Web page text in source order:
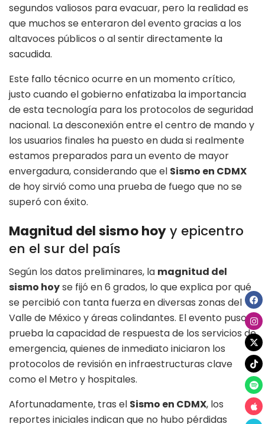
segundos valiosos para evacuar, pero la realidad es
que muchos se enteraron del evento gracias a los
altavoces públicos o al sentir directamente la
sacudida.
Este fallo técnico ocurre en un momento crítico,
justo cuando el gobierno enfatizaba la importancia
de esta tecnología para los protocolos de seguridad
nacional. La desconexión entre el centro de mando y
los usuarios finales ha puesto en duda si realmente
estamos preparados para un evento de mayor
envergadura, considerando que el Sismo en CDMX
de hoy sirvió como una prueba de fuego que no se
superó con éxito.
Magnitud del sismo hoyy epicentro
en el sur del país
Según los datos preliminares, la magnitud del
sismo hoyse fijó en 6 grados, lo que explica por qué
se percibió con tanta fuerza en diversas zonas del
Valle de México y áreas colindantes. El evento puso a
prueba la capacidad de respuesta de los servicios de
emergencia, quienes de inmediato iniciaron los
protocolos de revisión en infraestructuras clave
como el Metro y hospitales.
Afortunadamente, tras el Sismo en CDMX, los
reportes iniciales indican que no hubo pérdidas